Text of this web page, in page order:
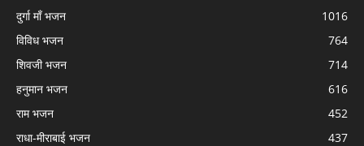
दुर्गा माँ भजन
1016
विविध भजन
764
शिवजी भजन
714
हनुमान भजन
616
राम भजन
452
राधा-मीराबाई भजन
437